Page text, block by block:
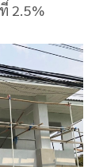
2.5%